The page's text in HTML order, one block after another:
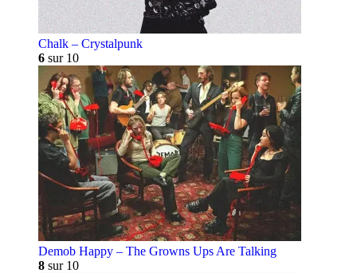
Chalk – Crystalpunk
6 sur 10
Demob Happy – The Growns Ups Are Talking
8 sur 10